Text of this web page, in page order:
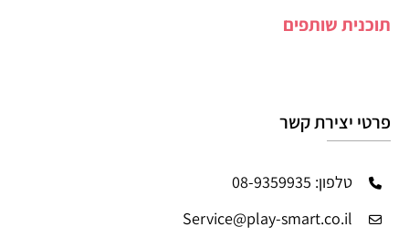
תוכנית שותפים
פרטי יצירת קשר
טלפון: 08-9359935
Service@play-smart.co.il